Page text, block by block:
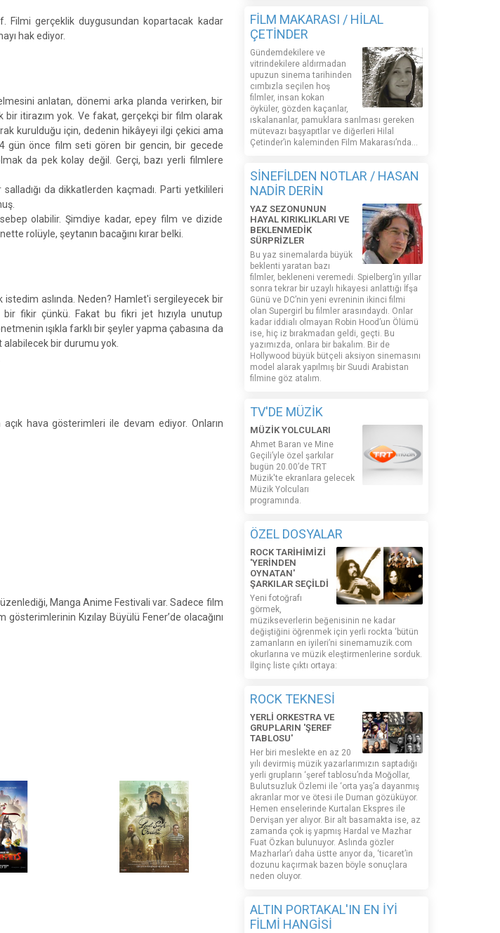
Filmi gerçeklik duygusundan kopartacak kadar
hak ediyor.
anlatan, dönemi arka planda verirken, bir
bir itirazım yok. Ve fakat, gerçekçi bir film olarak
kurulduğu için, dedenin hikâyeyi ilgi çekici ama
gün önce film seti gören bir gencin, bir gecede
da pek kolay değil. Gerçi, bazı yerli filmlere
da dikkatlerden kaçmadı. Parti yetkilileri
olabilir. Şimdiye kadar, epey film ve dizide
rolüyle, şeytanın bacağını kırar belki.
istedim aslında. Neden? Hamlet'i sergileyecek bir
fikir çünkü. Fakat bu fikri jet hızıyla unutup
ışıkla farklı bir şeyler yapma çabasına da
bir durumu yok.
hava gösterimleri ile devam ediyor. Onların
Manga Anime Festivali var. Sadece film
Kızılay Büyülü Fener’de olacağını
FİLM MAKARASI / HİLAL
ÇETİNDER
Gündemdekilere ve
vitrindekilere aldırmadan
upuzun sinema tarihinden
cımbızla seçilen hoş
filmler, insan kokan
öyküler, gözden kaçanlar,
ıskalananlar, pamuklara sarılması gereken
mütevazı başyapıtlar ve diğerleri Hilal
Çetinder’in kaleminden Film Makarası’nda…
SİNEFİLDEN NOTLAR / HASAN
NADİR DERİN
YAZ SEZONUNUN
HAYAL KIRIKLIKLARI VE
BEKLENMEDİK
SÜRPRİZLER
Bu yaz sinemalarda büyük
beklenti yaratan bazı
filmler, bekleneni veremedi. Spielberg’in yıllar
sonra tekrar bir uzaylı hikayesi anlattığı İfşa
Günü ve DC’nin yeni evreninin ikinci filmi
olan Supergirl bu filmler arasındaydı. Onlar
kadar iddialı olmayan Robin Hood’un Ölümü
ise, hiç iz bırakmadan geldi, geçti. Bu
yazımızda, onlara bir bakalım. Bir de
Hollywood büyük bütçeli aksiyon sinemasını
model alarak yapılmış bir Suudi Arabistan
filmine göz atalım.
TV'DE MÜZİK
MÜZİK YOLCULARI
Ahmet Baran ve Mine
Geçili’yle özel şarkılar
bugün 20.00’de TRT
Müzik'te ekranlara gelecek
Müzik Yolcuları
programında.
ÖZEL DOSYALAR
ROCK TARİHİMİZİ
'YERİNDEN
OYNATAN'
ŞARKILAR SEÇİLDİ
Yeni fotoğrafı
görmek,
müzikseverlerin beğenisinin ne kadar
değiştiğini öğrenmek için yerli rockta ‘bütün
zamanların en iyileri’ni sinemamuzik.com
okurlarına ve müzik eleştirmenlerine sorduk.
İlginç liste çıktı ortaya:
ROCK TEKNESİ
YERLİ ORKESTRA VE
GRUPLARIN 'ŞEREF
TABLOSU'
Her biri meslekte en az 20
yılı devirmiş müzik yazarlarımızın saptadığı
yerli grupların ‘şeref tablosu’nda Moğollar,
Bulutsuzluk Özlemi ile ‘orta yaş’a dayanmış
akranlar mor ve ötesi ile Duman gözüküyor.
Hemen enselerinde Kurtalan Ekspres ile
Dervişan yer alıyor. Bir alt basamakta ise, az
zamanda çok iş yapmış Hardal ve Mazhar
Fuat Özkan bulunuyor. Aslında gözler
Mazharlar’ı daha üstte arıyor da, ‘ticaret’in
dozunu kaçırmak bazen böyle sonuçlara
neden oluyor.
ALTIN PORTAKAL'IN EN İYİ
FİLMİ HANGİSİ